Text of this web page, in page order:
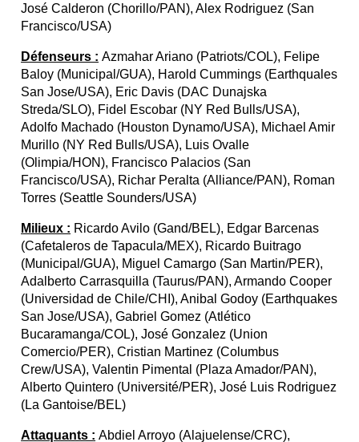
José Calderon (Chorillo/PAN), Alex Rodriguez (San
Francisco/USA)
Défenseurs : Azmahar Ariano (Patriots/COL), Felipe
Baloy (Municipal/GUA), Harold Cummings (Earthquales
San Jose/USA), Eric Davis (DAC Dunajska
Streda/SLO), Fidel Escobar (NY Red Bulls/USA),
Adolfo Machado (Houston Dynamo/USA), Michael Amir
Murillo (NY Red Bulls/USA), Luis Ovalle
(Olimpia/HON), Francisco Palacios (San
Francisco/USA), Richar Peralta (Alliance/PAN), Roman
Torres (Seattle Sounders/USA)
Milieux : Ricardo Avilo (Gand/BEL), Edgar Barcenas
(Cafetaleros de Tapacula/MEX), Ricardo Buitrago
(Municipal/GUA), Miguel Camargo (San Martin/PER),
Adalberto Carrasquilla (Taurus/PAN), Armando Cooper
(Universidad de Chile/CHI), Anibal Godoy (Earthquakes
San Jose/USA), Gabriel Gomez (Atlético
Bucaramanga/COL), José Gonzalez (Union
Comercio/PER), Cristian Martinez (Columbus
Crew/USA), Valentin Pimental (Plaza Amador/PAN),
Alberto Quintero (Université/PER), José Luis Rodriguez
(La Gantoise/BEL)
Attaquants : Abdiel Arroyo (Alajuelense/CRC),